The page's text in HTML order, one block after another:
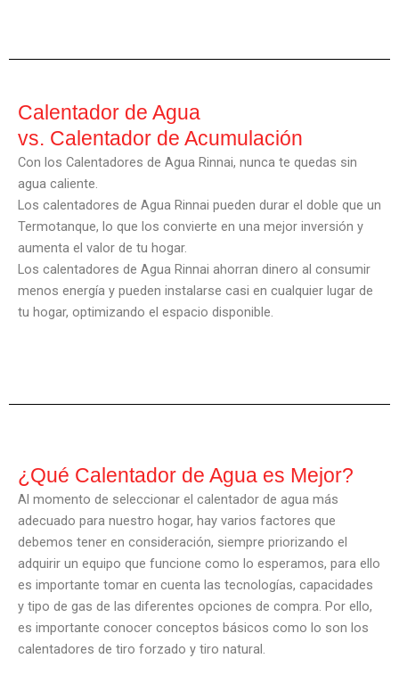
Calentador de Agua
vs. Calentador de Acumulación
Con los Calentadores de Agua Rinnai, nunca te quedas sin
agua caliente.
Los calentadores de Agua Rinnai pueden durar el doble que un
Termotanque, lo que los convierte en una mejor inversión y
aumenta el valor de tu hogar.
Los calentadores de Agua Rinnai ahorran dinero al consumir
menos energía y pueden instalarse casi en cualquier lugar de
tu hogar, optimizando el espacio disponible.
¿Qué Calentador de Agua es Mejor?
Al momento de seleccionar el calentador de agua más
adecuado para nuestro hogar, hay varios factores que
debemos tener en consideración, siempre priorizando el
adquirir un equipo que funcione como lo esperamos, para ello
es importante tomar en cuenta las tecnologías, capacidades
y tipo de gas de las diferentes opciones de compra. Por ello,
es importante conocer conceptos básicos como lo son los
calentadores de tiro forzado y tiro natural.